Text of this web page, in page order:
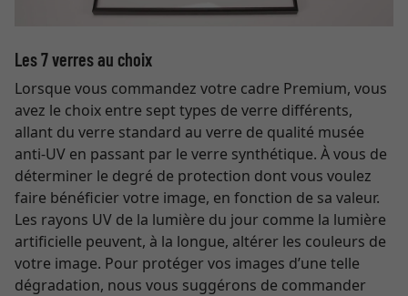
Les 7 verres au choix
Lorsque vous commandez votre cadre Premium, vous
avez le choix entre sept types de verre différents,
allant du verre standard au verre de qualité musée
anti-UV en passant par le verre synthétique. À vous de
déterminer le degré de protection dont vous voulez
faire bénéficier votre image, en fonction de sa valeur.
Les rayons UV de la lumière du jour comme la lumière
artificielle peuvent, à la longue, altérer les couleurs de
votre image. Pour protéger vos images d’une telle
dégradation, nous vous suggérons de commander